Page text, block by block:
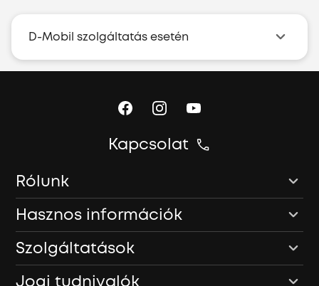
D-Mobil szolgáltatás esetén
Kapcsolat
Rólunk
Hasznos információk
Szolgáltatások
Jogi tudnivalók